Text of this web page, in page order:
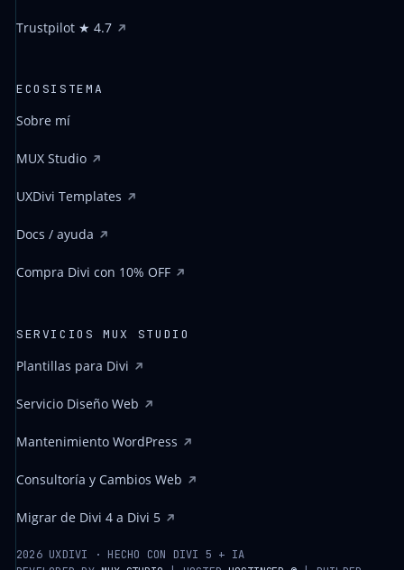
Trustpilot ★ 4.7
ECOSISTEMA
Sobre mí
MUX Studio
UXDivi Templates
Docs / ayuda
Compra Divi con 10% OFF
SERVICIOS MUX STUDIO
Plantillas para Divi
Servicio Diseño Web
Mantenimiento WordPress
Consultoría y Cambios Web
Migrar de Divi 4 a Divi 5
2026 UXDIVI · HECHO CON DIVI 5 + IA